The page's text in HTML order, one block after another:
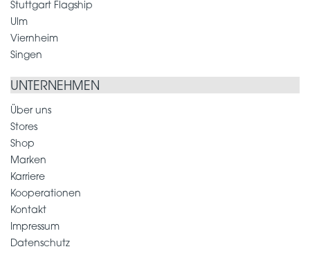
Stuttgart Flagship
Ulm
Viernheim
Singen
UNTERNEHMEN
Über uns
Stores
Shop
Marken
Karriere
Kooperationen
Kontakt
Impressum
Datenschutz